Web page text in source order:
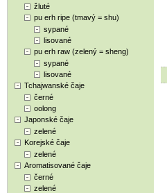
žluté
pu erh ripe (tmavý = shu)
sypané
lisované
pu erh raw (zelený = sheng)
sypané
lisované
Tchajwanské čaje
černé
oolong
Japonské čaje
zelené
Korejské čaje
zelené
Aromatisované čaje
černé
zelené